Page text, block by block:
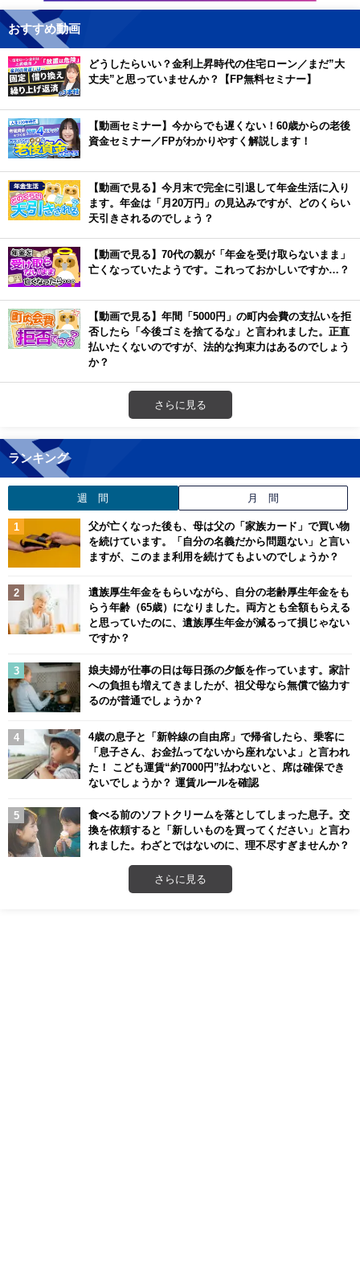
おすすめ動画
どうしたらいい？金利上昇時代の住宅ローン／まだ”大
丈夫”と思っていませんか？【FP無料セミナー】
【動画セミナー】今からでも遅くない！60歳からの老後
資金セミナー／FPがわかりやすく解説します！
【動画で見る】今月末で完全に引退して年金生活に入り
ます。年金は「月20万円」の見込みですが、どのくらい
天引きされるのでしょう？
【動画で見る】70代の親が「年金を受け取らないまま」
亡くなっていたようです。これっておかしいですか…？
【動画で見る】年間「5000円」の町内会費の支払いを拒
否したら「今後ゴミを捨てるな」と言われました。正直
払いたくないのですが、法的な拘束力はあるのでしょう
か？
さらに見る
ランキング
週 間 月 間
父が亡くなった後も、母は父の「家族カード」で買い物
を続けています。「自分の名義だから問題ない」と言い
ますが、このまま利用を続けてもよいのでしょうか？
遺族厚生年金をもらいながら、自分の老齢厚生年金をも
らう年齢（65歳）になりました。両方とも全額もらえる
と思っていたのに、遺族厚生年金が減るって損じゃない
ですか？
娘夫婦が仕事の日は毎日孫の夕飯を作っています。家計
への負担も増えてきましたが、祖父母なら無償で協力す
るのが普通でしょうか？
4歳の息子と「新幹線の自由席」で帰省したら、乗客に
「息子さん、お金払ってないから座れないよ」と言われ
た！ こども運賃“約7000円”払わないと、席は確保でき
ないでしょうか？ 運賃ルールを確認
食べる前のソフトクリームを落としてしまった息子。交
換を依頼すると「新しいものを買ってください」と言わ
れました。わざとではないのに、理不尽すぎませんか？
さらに見る